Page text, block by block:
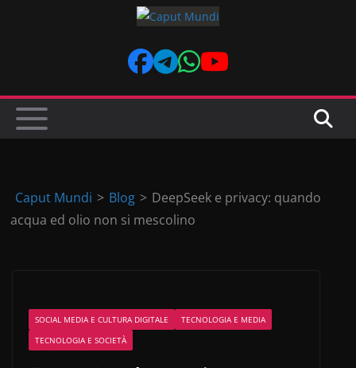
Caput Mundi > Blog > DeepSeek e privacy: quando
acqua ed olio non si mescolino
SOCIAL MEDIA E CULTURA DIGITALE
TECNOLOGIA E MEDIA
TECNOLOGIA E SOCIETÀ